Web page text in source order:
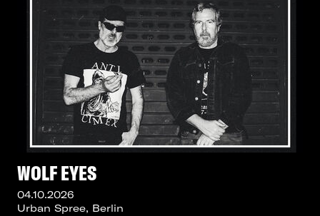
WOLF EYES
04.10.2026
Urban Spree, Berlin